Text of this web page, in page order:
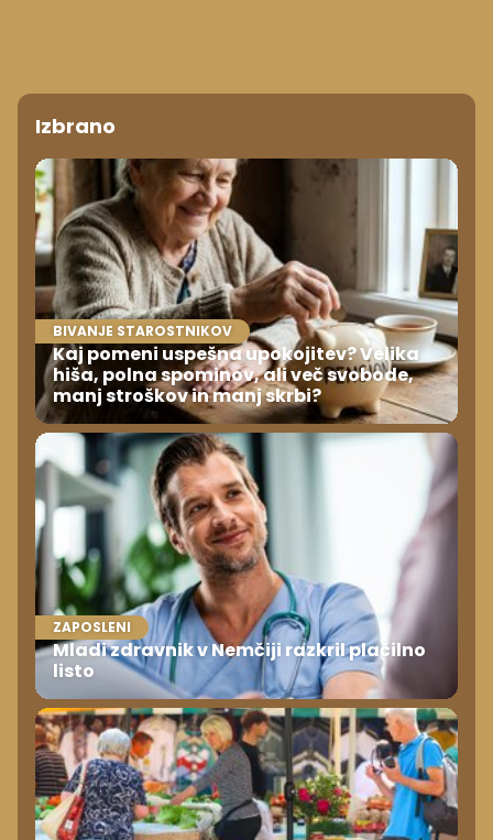
Izbrano
BIVANJE STAROSTNIKOV
Kaj pomeni uspešna upokojitev? Velika
hiša, polna spominov, ali več svobode,
manj stroškov in manj skrbi?
ZAPOSLENI
Mladi zdravnik v Nemčiji razkril plačilno
listo